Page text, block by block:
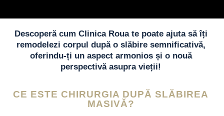
Descoperă cum Clinica Roua te poate ajuta să îți
remodelezi corpul după o slăbire semnificativă,
oferindu-ți un aspect armonios și o nouă
perspectivă asupra vieții!
CE ESTE CHIRURGIA DUPĂ SLĂBIREA
MASIVĂ?